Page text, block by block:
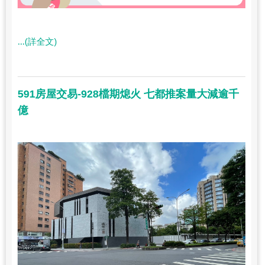
...(詳全文)
591房屋交易-928檔期熄火 七都推案量大減逾千
億